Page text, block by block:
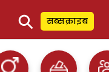
⚲ सब्सक्राइब